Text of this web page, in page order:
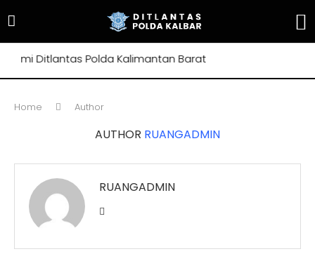
Polda Kalimantan Barat
Home Author
AUTHOR RUANGADMIN
RUANGADMIN